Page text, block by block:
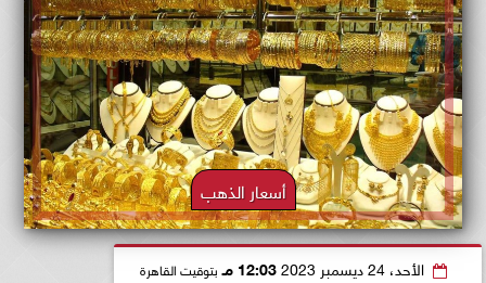
أسعار الذهب
الأحد، 24 ديسمبر 2023 12:03 مـ بتوقيت القاهرة